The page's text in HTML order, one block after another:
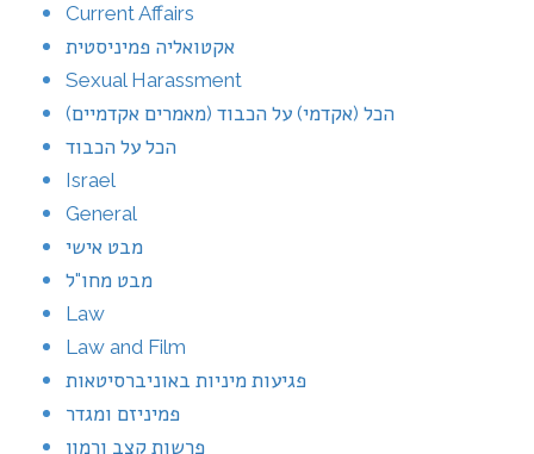
Current Affairs
אקטואליה פמיניסטית
Sexual Harassment
הכל (אקדמי) על הכבוד (מאמרים אקדמיים)
הכל על הכבוד
Israel
General
מבט אישי
מבט מחו"ל
Law
Law and Film
פגיעות מיניות באוניברסיטאות
פמיניזם ומגדר
פרשות קצב ורמון